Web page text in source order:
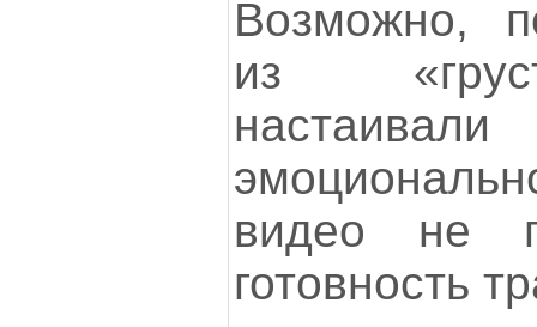
Возможно,
из
видео не
готовность